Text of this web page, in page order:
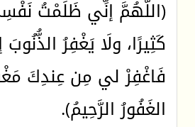
(اللَّهُمَّ إنِّي ظَلَمْتُ
كَثِيرًا، ولَا يَغْفِرُ الذُّنُوبَ
فَاغْفِرْ لي مِن عِندِكَ
الغَفُورُ الرَّحِيمُ).